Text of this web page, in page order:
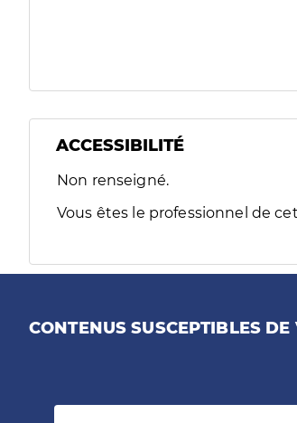
ACCESSIBILITÉ
Filtres
Sélectionnez un ou plusieurs
Non renseigné.
Vous êtes le professionnel de
CONTENUS SUSCEPTIBLES DE